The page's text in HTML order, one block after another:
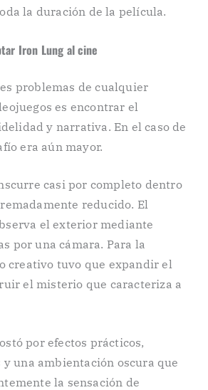
la duración de la película.
Iron Lung al cine
problemas de cualquier
es encontrar el
y narrativa. En el caso de
era aún mayor.
casi por completo dentro
reducido. El
el exterior mediante
por una cámara. Para la
creativo tuvo que expandir el
el misterio que caracteriza a
por efectos prácticos,
una ambientación oscura que
la sensación de